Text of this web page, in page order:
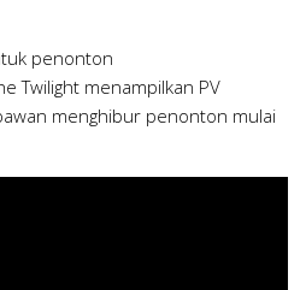
penonton
Twilight menampilkan PV
menghibur penonton mulai